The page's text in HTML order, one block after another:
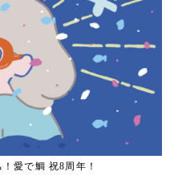
愛で鯛 祝8周年！